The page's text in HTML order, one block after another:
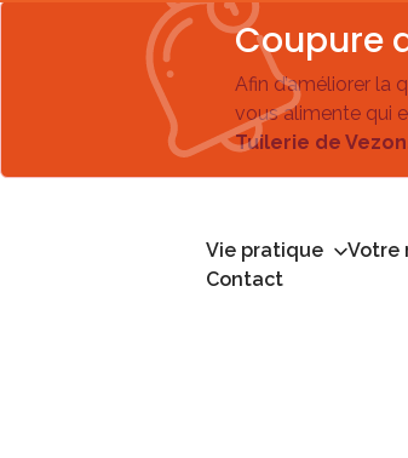
Coupure
Afin d’améliorer la
vous alimente qui
Tuilerie de
Vie pratique Votre
Contact